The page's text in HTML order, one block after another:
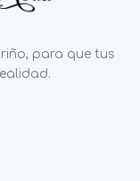
para que tus